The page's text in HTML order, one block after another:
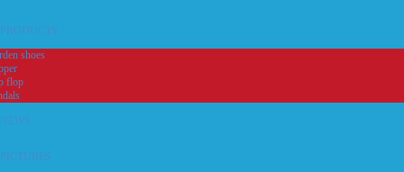
PRODUCTS
shoes
flop
NEWS
PICTURES